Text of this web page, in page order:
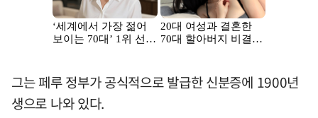
그는 페루 정부가 공식적으로 발급한 신분증에 1900년
생으로 나와 있다.